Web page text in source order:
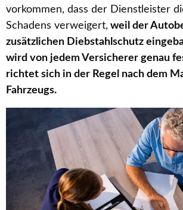
vorkommen, dass der Dienstleister
Schadens verweigert, weil der
zusätzlichen Diebstahlschutz
wird von jedem Versicherer genau
richtet sich in der Regel nach dem
Fahrzeugs.